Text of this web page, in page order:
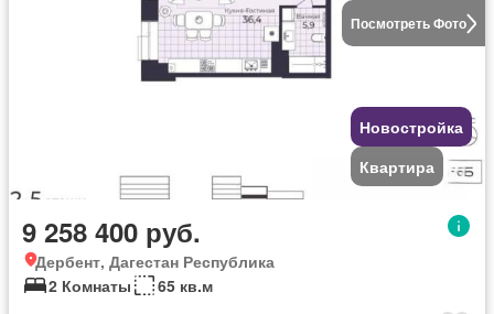
Посмотреть Фото
Новостройка
Квартира
9 258 400 руб.
Дербент, Дагестан Республика
2 Комнаты
65 кв.м